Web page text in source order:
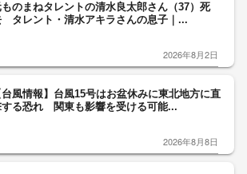
のまねタレントの清水良太郎さん（37）死
タレント・清水アキラさんの息子｜...
2026年8月2日
台風情報】台風15号はお盆休みに東北地方に直
する恐れ 関東も影響を受ける可能...
2026年8月8日